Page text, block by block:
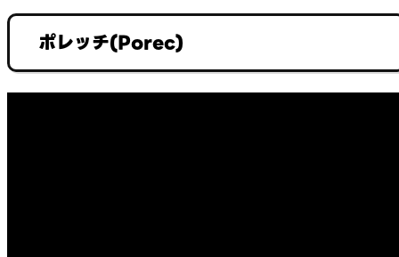
ポレッチ(Porec)